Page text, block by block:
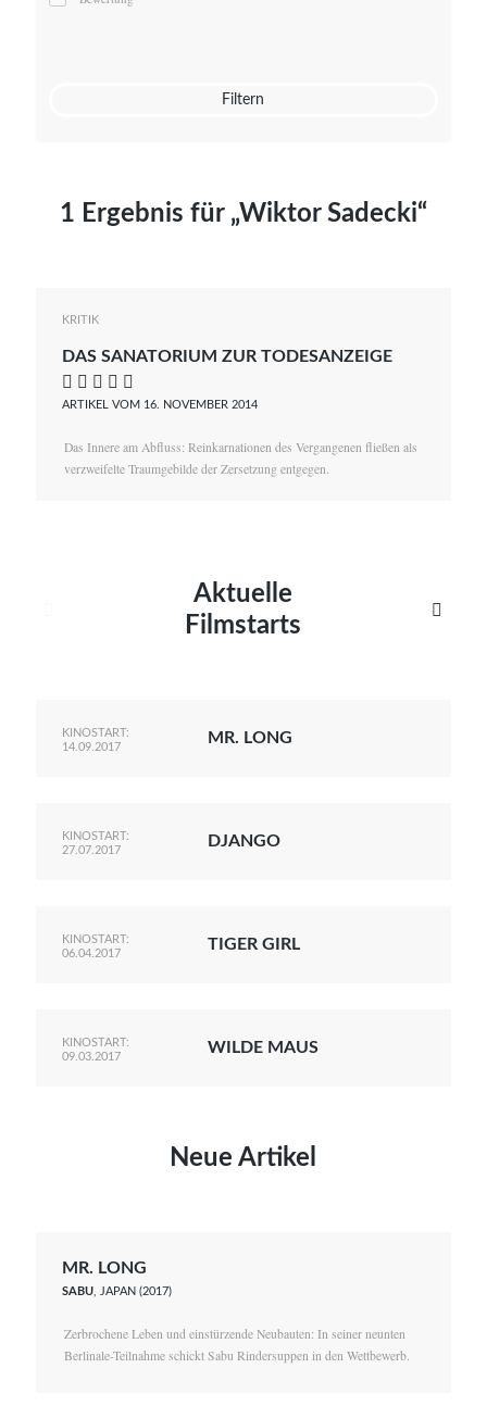
Mato von Vogelstein
Filtern
1 Ergebnis für „Wiktor Sadecki“
KRITIK
DAS SANATORIUM ZUR TODESANZEIGE
    
ARTIKEL VOM 16. NOVEMBER 2014
Das Innere am Abfluss: Reinkarnationen des Vergangenen fließen als
verzweifelte Traumgebilde der Zersetzung entgegen.
Aktuelle
Filmstarts

KINOSTART:
14.09.2017
MR. LONG
KINOSTART:
27.07.2017
DJANGO
KINOSTART:
06.04.2017
TIGER GIRL
KINOSTART:
09.03.2017
WILDE MAUS
Neue Artikel
MR. LONG
SABU, JAPAN (2017)
Zerbrochene Leben und einstürzende Neubauten: In seiner neunten
Berlinale-Teilnahme schickt Sabu Rindersuppen in den Wettbewerb.